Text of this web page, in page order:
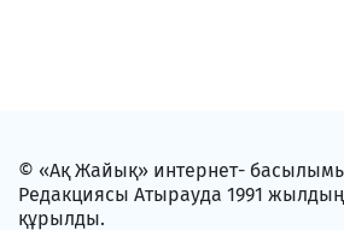
© «Ақ Жайық» интернет-
Редакциясы Атырауда 1991
құрылды.